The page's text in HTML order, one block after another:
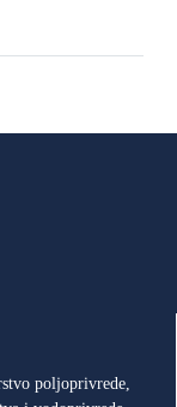
poljoprivrede,